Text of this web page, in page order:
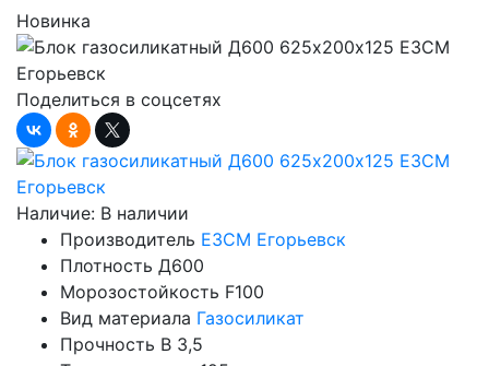
Новинка
Поделиться в соцсетях
Наличие: В наличии
Производитель ЕЗСМ Егорьевск
Плотность Д600
Морозостойкость F100
Вид материала Газосиликат
Прочность B 3,5